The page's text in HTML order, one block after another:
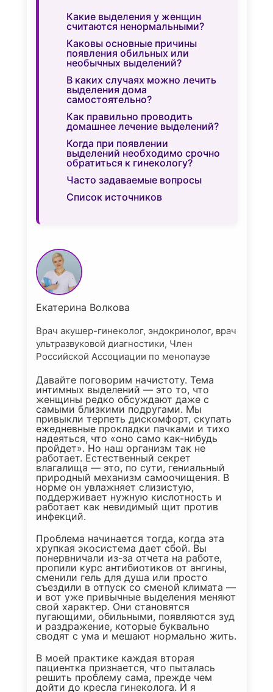
Какие выделения у женщин
считаются ненормальными?
Каковы основные причины
появления обильных или
необычных выделений?
В каких случаях можно лечить
выделения дома
самостоятельно?
Как правильно проводить
домашнее лечение выделений?
Когда при появлении
выделений необходимо срочно
обратиться к гинекологу?
Часто задаваемые вопросы
Список источников
Екатерина Волкова
Врач акушер-гинеколог, эндокринолог, врач
ультразвуковой диагностики, Член
Российской Ассоциации по менопаузе
Давайте поговорим начистоту. Тема
интимных выделений — это то, что
женщины редко обсуждают даже с
самыми близкими подругами. Мы
привыкли терпеть дискомфорт, скупать
ежедневные прокладки пачками и тихо
надеяться, что «оно само как-нибудь
пройдет». Но наш организм так не
работает. Естественный секрет
влагалища — это, по сути, гениальный
природный механизм самоочищения. В
норме он увлажняет слизистую,
поддерживает нужную кислотность и
работает как невидимый щит против
инфекций.
Проблема начинается тогда, когда эта
хрупкая экосистема дает сбой. Вы
понервничали из-за отчета на работе,
пропили курс антибиотиков от ангины,
сменили гель для душа или просто
съездили в отпуск со сменой климата —
и вот уже привычные выделения меняют
свой характер. Они становятся
пугающими, обильными, появляются зуд
и раздражение, которые буквально
сводят с ума и мешают нормально жить.
В моей практике каждая вторая
пациентка признается, что пыталась
решить проблему сама, прежде чем
дойти до кресла гинеколога. И я